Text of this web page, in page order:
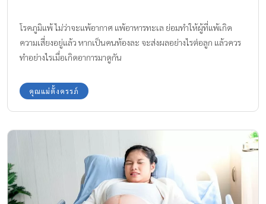
โรคภูมิแพ้ ไม่ว่าจะแพ้อากาศ แพ้อาหารทะเล ย่อมทำให้ผู้ที่แพ้เกิด
ความเสี่ยงอยู่แล้ว หากเป็นคนท้องละ จะส่งผลอย่างไรต่อลูก แล้วควร
ทำอย่างไรเมื่อเกิดอาการมาดูกัน
คุณแม่ตั้งครรภ์